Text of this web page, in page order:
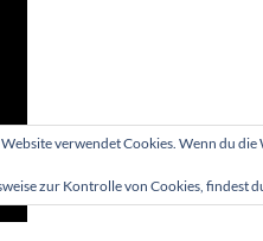
verwendet Cookies. Wenn du
zur Kontrolle von Cookies, findest